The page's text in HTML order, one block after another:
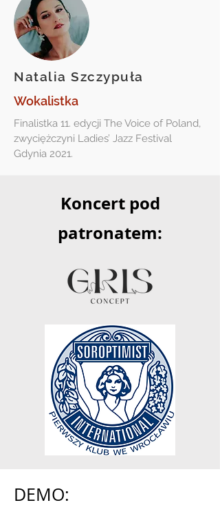
Natalia Szczypuła
Wokalistka
Finalistka 11. edycji The Voice of Poland,
zwyciężczyni Ladies’ Jazz Festival
Gdynia 2021.
Koncert pod
patronatem:
DEMO: